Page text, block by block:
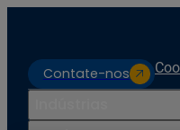
Contate-nos